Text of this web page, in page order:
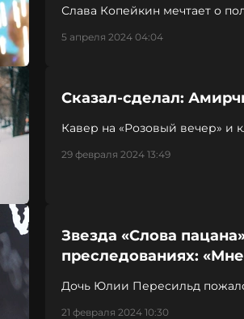
Слава Копейкин мечтает о
5 апреля 2024 04:04
Сказал-сделал:
Кавер на «Розовый вечер» и
29 февраля 2024 13:49
Звезда «Слова
преследованиях:
Дочь Юлии Пересильд
21 февраля 2024 10:30